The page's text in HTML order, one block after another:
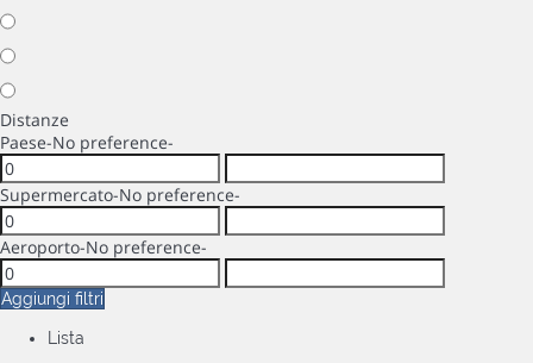
Distanze
Paese-No preference-
Supermercato-No preference-
Aeroporto-No preference-
Aggiungi filtri
Lista